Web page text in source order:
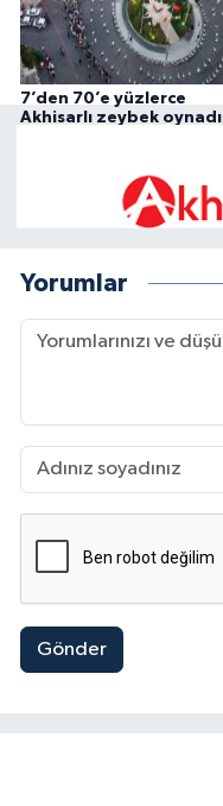
7’den 70’e yüzlerce
Akhisarlı zeybek oynadı
Yorumlar
Gönder